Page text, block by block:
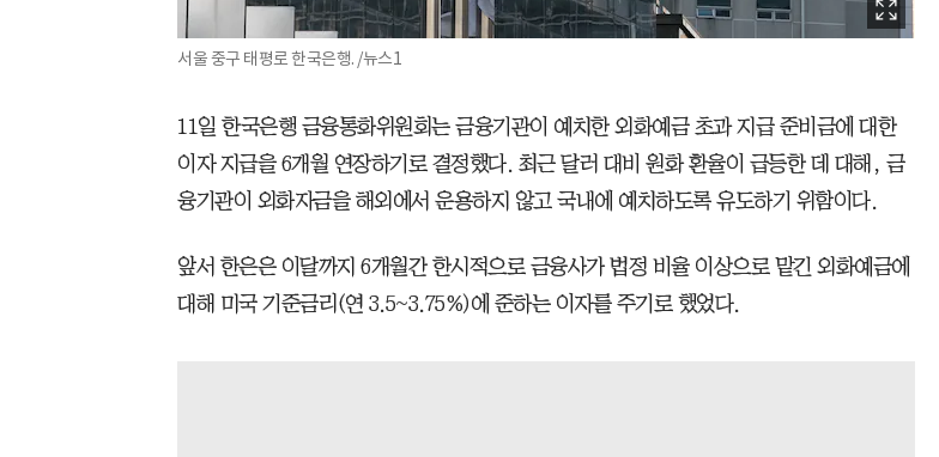
서울 중구 태평로 한국은행. /뉴스1
11일 한국은행 금융통화위원회는 금융기관이 예치한 외화예금 초과 지급 준비금에 대한
이자 지급을 6개월 연장하기로 결정했다. 최근 달러 대비 원화 환율이 급등한 데 대해, 금
융기관이 외화자금을 해외에서 운용하지 않고 국내에 예치하도록 유도하기 위함이다.
앞서 한은은 이달까지 6개월간 한시적으로 금융사가 법정 비율 이상으로 맡긴 외화예금에
대해 미국 기준금리(연 3.5~3.75%)에 준하는 이자를 주기로 했었다.